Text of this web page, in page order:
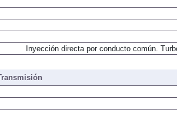
Inyección directa por conducto común.